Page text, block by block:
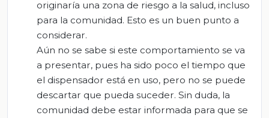
originaría una zona de riesgo a la salud, incluso
para la comunidad. Esto es un buen punto a
considerar.
Aún no se sabe si este comportamiento se va
a presentar, pues ha sido poco el tiempo que
el dispensador está en uso, pero no se puede
descartar que pueda suceder. Sin duda, la
comunidad debe estar informada para que se